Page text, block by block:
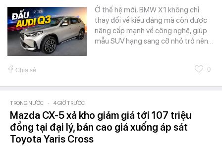
Ở thế hệ mới, BMW X1 không chỉ
thay đổi về kiểu dáng mà còn được
nâng cấp mạnh về công nghệ, giúp
mẫu SUV hạng sang cỡ nhỏ trở nên…
Chia sẻ 0
TRONG NƯỚC - 4 GIỜ TRƯỚC
Mazda CX-5 xả kho giảm giá tới 107 triệu
đồng tại đại lý, bản cao giá xuống áp sát
Toyota Yaris Cross